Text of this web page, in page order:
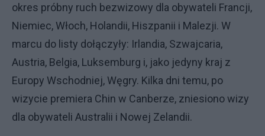
okres próbny ruch bezwizowy dla obywateli Francji,
Niemiec, Włoch, Holandii, Hiszpanii i Malezji. W
marcu do listy dołączyły: Irlandia, Szwajcaria,
Austria, Belgia, Luksemburg i, jako jedyny kraj z
Europy Wschodniej, Węgry. Kilka dni temu, po
wizycie premiera Chin w Canberze, zniesiono wizy
dla obywateli Australii i Nowej Zelandii.